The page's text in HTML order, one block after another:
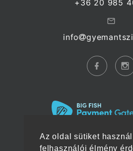
Az oldal sütiket
felhasználói élmény
+36 20 985
info